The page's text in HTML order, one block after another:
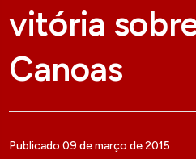
vitória
Canoas
Publicado 09 de março de 2015